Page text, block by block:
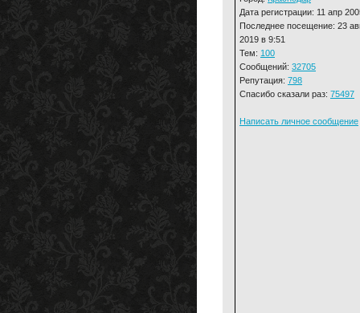
Дата регистрации: 11 апр
Последнее посещение: 23
2019 в 9:51
Тем: 100
Сообщений: 32705
Репутация: 798
Спасибо сказали раз: 75497
Написать личное сообщение